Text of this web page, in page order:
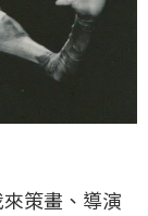
策畫、導演